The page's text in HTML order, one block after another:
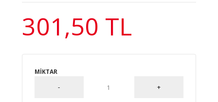
301,50 TL
MIKTAR